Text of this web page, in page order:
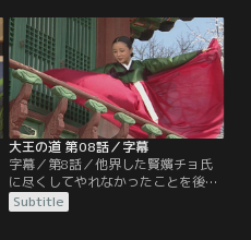
られず、思悼世子が英祖の代理を務
めることになる。思悼世子は英祖に
認められようと努力するが、英祖の
怒りに火をつけるばかりだった。
大王の道 第08話／字幕
字幕／第8話／他界した賢嬪チョ氏
に尽くしてやれなかったことを後悔
する英祖だが、かりもがりの間で出
会ったムンが亡き母と重なり、しだ
Subtitle